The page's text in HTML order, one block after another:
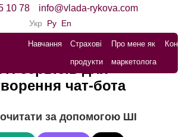
10 78 info@vlada-rykova.com
Укр Ру En
Навчання
Страхові
продукти
Про мене як
маркетолога
сервісів для
чат-бота
за допомогою ШІ